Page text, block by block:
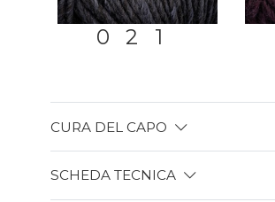
021
CURA DEL CAPO
SCHEDA TECNICA